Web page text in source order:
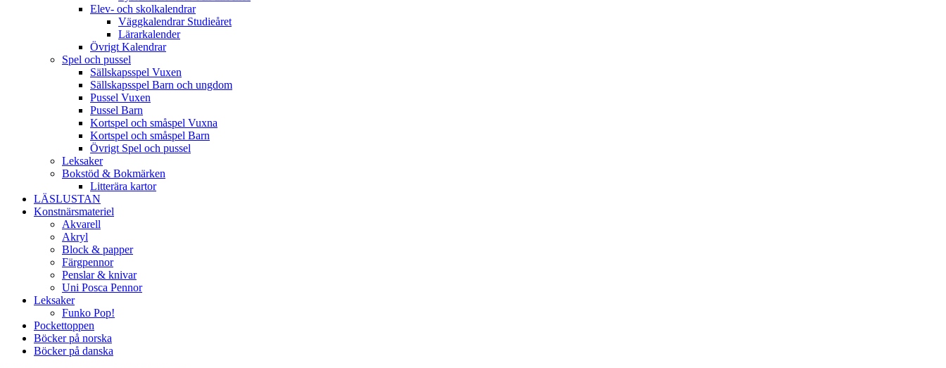
Elev- och skolkalendrar
Väggkalendrar Studieåret
Lärarkalender
Övrigt Kalendrar
Spel och pussel
Sällskapsspel Vuxen
Sällskapsspel Barn och ungdom
Pussel Vuxen
Pussel Barn
Kortspel och småspel Vuxna
Kortspel och småspel Barn
Övrigt Spel och pussel
Leksaker
Bokstöd & Bokmärken
Litterära kartor
LÄSLUSTAN
Konstnärsmateriel
Akvarell
Akryl
Block & papper
Färgpennor
Penslar & knivar
Uni Posca Pennor
Leksaker
Funko Pop!
Pockettoppen
Böcker på norska
Böcker på danska